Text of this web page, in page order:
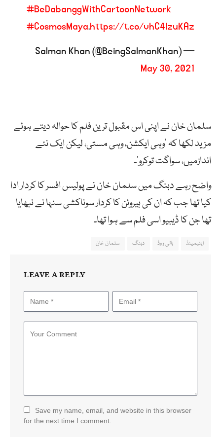
#BeDabanggWithCartoonNetwork
#CosmosMaya.https://t.co/vhC4lzuKAz
— Salman Khan (@BeingSalmanKhan)
May 30, 2021
سلمان خان نے اپنی اس مقبول ترین فلم کا حوالہ دیتے ہوئے
مزید لکھا کہ ‘وہی ایکشن، وہی مستی، لیکن ایک نئے
اندازمیں، سواگت توکرو’۔
واضح رہے دبنگ میں سلمان خان نے پولیس افسر کا کردار ادا
کیا تھا جب کہ ان کی ہیروئن کا کردار سوناکشی سنہا نے نبھایا
تھا جن کا ڈیبیو اسی فلم سے ہوا تھا۔
اینیمیٹڈ بالی ووڈ دبنگ سلمان خان
LEAVE A REPLY
Save my name, email, and website in this browser
for the next time I comment.